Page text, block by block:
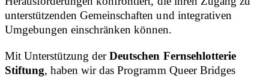
unterstützenden Gemeinschaften und integrativen
Umgebungen einschränken können.
Mit Unterstützung derDeutschen Fernsehlotterie
Stiftung, haben wir das Programm Queer Bridges